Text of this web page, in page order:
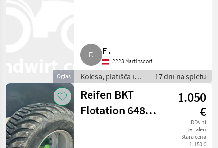
Oglas
F .
2223 Martinsdorf
Kolesa, platišča in
pnevmatike /
Pnevmatika za
priklopnik
17 dni na spletu
Reifen BKT
Flotation 648
1.050
€
DDV ni
terjalen
Stara cena
1.150 €